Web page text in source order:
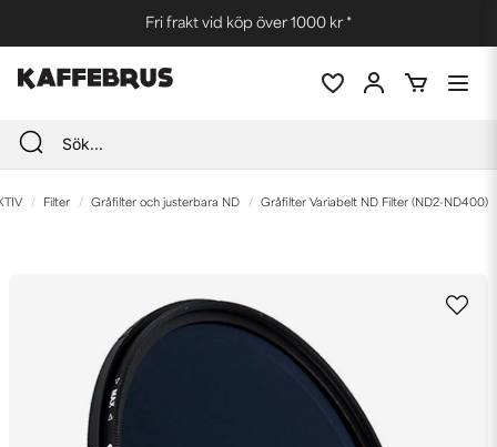
Fri frakt vid köp över 1000 kr *
Filter Gråfilter och justerbara ND Gråfilter Variabelt ND Filter (ND2-ND400)